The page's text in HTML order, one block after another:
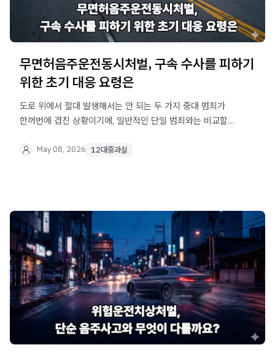
무면허음주운전동시처벌, 구속 수사를 피하기
위한 초기 대응 요령은
도로 위에서 절대 발생해서는 안 되는 두 가지 중대 범죄가
한꺼번에 겹친 상황이기에, 일반적인 단일 범죄와는 비교할
안일한 대처는 곧바로 실형이라는 돌이킬 수 없는 결과로
실형을 방어하기 위한 객관적인 실전 양형 가이드를
차분하게 정리해 드리겠습니다.
May 08, 2026 12대중과실